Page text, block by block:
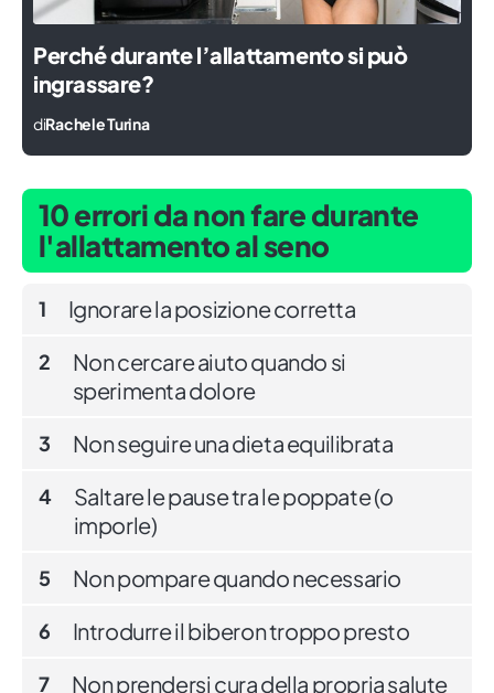
Perché durante l’allattamento si può
ingrassare?
diRachele Turina
10 errori da non fare durante
l'allattamento al seno
1 Ignorare la posizione corretta
2
Non cercare aiuto quando si
sperimenta dolore
3 Non seguire una dieta equilibrata
4
Saltare le pause tra le poppate (o
imporle)
5 Non pompare quando necessario
6 Introdurre il biberon troppo presto
7
Non prendersi cura della propria salute